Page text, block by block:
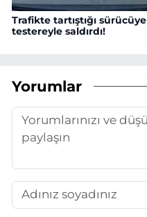
Trafikte tartıştığı sürücüye
testereyle saldırdı!
Yorumlar